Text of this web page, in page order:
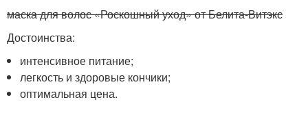
маска для волос «Роскошный уход» от Белита-Витэкс
Достоинства:
интенсивное питание;
легкость и здоровые кончики;
оптимальная цена.